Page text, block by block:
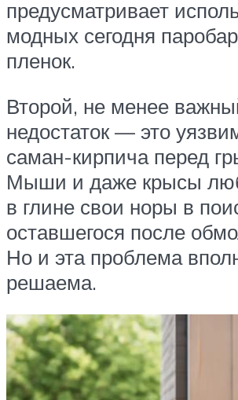
предусматривает
модных сегодня
пленок.
Второй, не менее
недостаток — это
саман-кирпича перед
Мыши и даже крысы
в глине свои норы в
оставшегося после
Но и эта проблема
решаема.